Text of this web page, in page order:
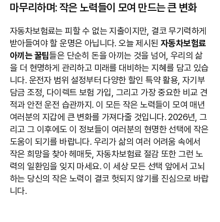
마무리하며: 작은 노력들이 모여 만드는 큰 변화
자동차보험료는 피할 수 없는 지출이지만, 결코 무기력하게
받아들여야 할 운명은 아닙니다. 오늘 제시된 자동차보험료
아끼는 꿀팁들은 단순히 돈을 아끼는 것을 넘어, 우리의 삶
을 더 현명하게 관리하고 미래를 대비하는 지혜를 담고 있습
니다. 운전자 범위 설정부터 다양한 할인 특약 활용, 자기부
담금 조정, 다이렉트 보험 가입, 그리고 가장 중요한 비교 견
적과 안전 운전 습관까지. 이 모든 작은 노력들이 모여 매년
여러분의 지갑에 큰 변화를 가져다줄 것입니다. 2026년, 그
리고 그 이후에도 이 정보들이 여러분의 현명한 선택에 작은
도움이 되기를 바랍니다. 우리가 삶의 여러 어려움 속에서
작은 희망을 찾아 헤매듯, 자동차보험료 절감 또한 그런 노
력의 일환임을 잊지 마세요. 이 세상 모든 선택 앞에서 고뇌
하는 당신의 작은 노력이 결코 헛되지 않기를 진심으로 바랍
니다.